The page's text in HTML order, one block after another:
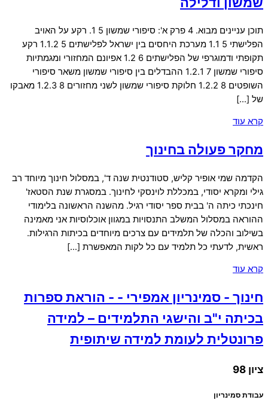
תוכן עניינים מבוא. 4 פרק א': סיפורי שמשון 5 1. רקע על האויב
הפלישתי 5 1.1 מערכת היחסים בין ישראל לפלישתים 5 1.1.2 רקע
תקופתי ודמוגרפי של הפלישתים 6 1.2 אפיונם המחזורי ומגמתיות
סיפורי שמשון 7 1.2.1 ההבדלים בין סיפורי שמשון משאר סיפורי
השופטים 8 1.2.2 חלוקת סיפורי שמשון לשני מחזורים 8 1.2.3 מאבקו
של […]
קרא עוד
מחקר פעולה בחינוך
הקדמה שמי אופיר קליש, סטודנטית שנה ד', במסלול חינוך מיוחד רב
גילי ומקרא יסודי, במכללת לוינסקי לחינוך. במסגרת שנת הסטאז'
חינכתי כיתה ה' בבית ספר יסודי רגיל. מהשנה הראשונה בלימודי
ההוראה במסלול המשלב התנסויות במגוון אוכלוסיות אני מאמינה
בשילוב והכלה של תלמידים עם צרכים מיוחדים בכיתות הרגילות.
ראשית, לדעתי כל תלמיד עם כל לקות המאפשרת […]
קרא עוד
חינוך - סמינריון אמפירי - - הוראת ספרות
בכיתה י"ב והישגי התלמידים – למידה
פרונטלית לעומת למידה שיתופית
ציון 98
עבודת סמינריון